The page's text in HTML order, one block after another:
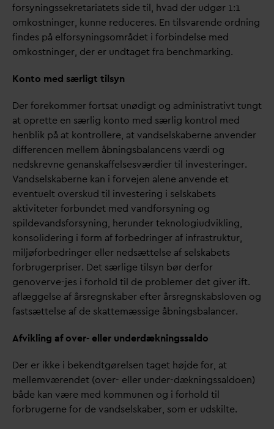
forsyningssekretariatets side til, hvad der udgør 1:1
omkostninger, kunne reduceres. En tilsvarende ordning
findes på elforsyningsområdet i forbindelse med
omkostninger, der er undtaget fra benchmarking.
Konto med særligt tilsyn
Der forekommer fortsat unødigt og administrativt tungt
at oprette en særlig konto med særlig kontrol med
henblik på at kontrollere, at vandselskaberne anvender
differencen mellem åbningsbalancens værdi og
nedskrevne genanskaffelsesværdier til investeringer.
Vandselskaberne kan i forvejen alene anvende et
eventuelt overskud til investering i selskabets
aktiviteter forbundet med vandforsyning og
spildevandsforsyning, herunder teknologiudvikling,
konsolidering i form af forbedringer af infrastruktur,
miljøforbedringer eller nedsættelse af selskabets
forbrugerpriser. Det særlige tilsyn bør derfor
genoverve-jes i forhold til de problemer det giver ift.
aflæggelse af årsregnskaber efter årsregnskabsloven og
fastsættelse af de skattemæssige åbningsbalancer.
Afvikling af over- eller underdækningssaldo
Der er ikke i bekendtgørelsen taget højde for, at
mellemværendet (over- eller under-dækningssaldoen)
både kan være med kommunen og i forhold til
forbrugerne for de vandselskaber, som er udskilte.